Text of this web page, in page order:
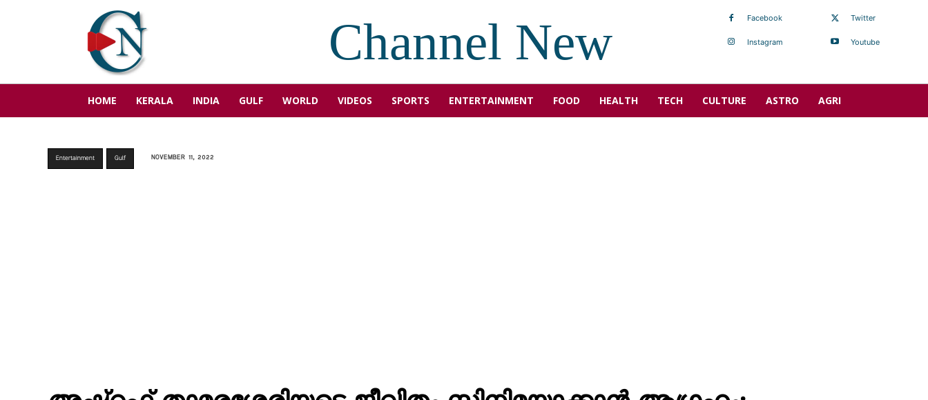
Channel New Facebook
Instagram
Twitter
Youtube
HOME KERALA INDIA GULF WORLD VIDEOS SPORTS ENTERTAINMENT FOOD HEALTH TECH CULTURE ASTRO AGRI
Entertainment Gulf NOVEMBER 11, 2022